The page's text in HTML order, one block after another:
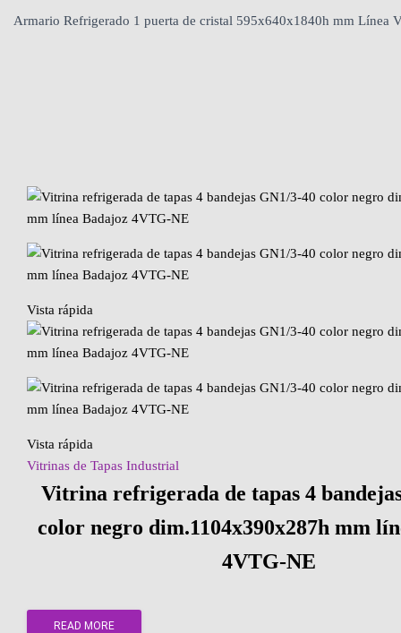
Armario Refrigerado 1 puerta de cristal 595x640x1840h mm Línea
Vista rápida
Vista rápida
Vitrinas de Tapas Industrial
Vitrina refrigerada de tapas 4
color negro dim.1104x390x287h mm
4VTG-NE
READ MORE